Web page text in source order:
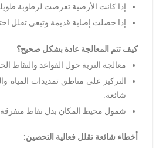
إذا كانت الأرضية تعرضت لرطوبة
إذا حصلت إصابة قديمة وتبغى تقلل
كيف تتم المعالجة عادة بشكل صحيح؟
معالجة التربة حول القواعد والنقاط
التركيز على مناطق تمديدات المياه
شائعة.
شمول محيط المكان بدل نقاط
أخطاء شائعة تقلل فعالية التحصين: